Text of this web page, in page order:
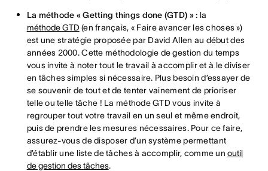
La méthode « Getting things done (GTD) » : la
méthode GTD(en français, « Faire avancer les choses »)
est une stratégie proposée par David Allen au début des
années 2000. Cette méthodologie de gestion du temps
vous invite à noter tout le travail à accomplir et à le diviser
en tâches simples si nécessaire. Plus besoin d’essayer de
se souvenir de tout et de tenter vainement de prioriser
telle ou telle tâche ! La méthode GTD vous invite à
regrouper tout votre travail en un seul et même endroit,
puis de prendre les mesures nécessaires. Pour ce faire,
assurez-vous de disposer d’un système permettant
d’établir une liste de tâches à accomplir, comme unoutil
de gestion des tâches.